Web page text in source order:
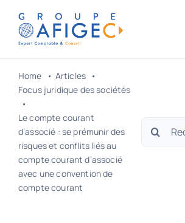
Passer
contenu
Accueil
Qui-sommes-nous
Nos métiers
Home
Articles
Focus juridique des sociétés
Le compte courant
d’associé : se prémunir des
risques et conflits liés au
compte courant d’associé
avec une convention de
compte courant